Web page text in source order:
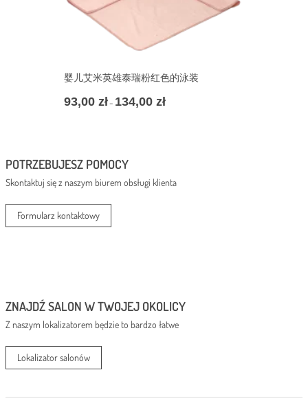
婴儿艾米英雄泰瑞粉红色的泳装
93,00 zł– 134,00 złZakres
POTRZEBUJESZ POMOCY
Skontaktuj się z naszym biurem obsługi klienta
Formularz kontaktowy
ZNAJDŹ SALON W TWOJEJ OKOLICY
Z naszym lokalizatorem będzie to bardzo łatwe
Lokalizator salonów